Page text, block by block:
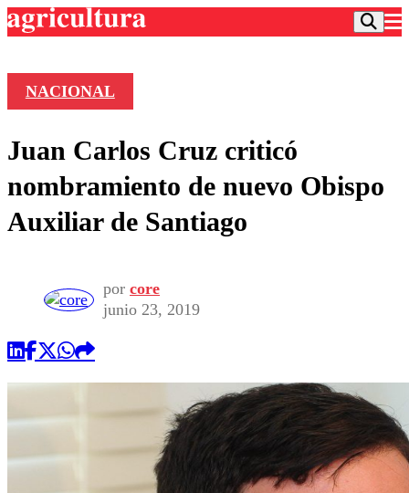
Frecuencias
Agricultura TV
Deportes
Colo Colo
Seleccion Chilena
Torneo Internacional
Universidad de Chile
Entretención
Economía
Internacional
Sustentabilidad
Publicaciones en medios
Opinión
NACIONAL
Juan Carlos Cruz criticó
nombramiento de nuevo Obispo
Auxiliar de Santiago
por core
junio 23, 2019